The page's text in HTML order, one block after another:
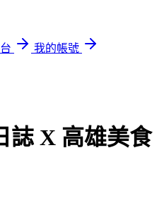
我的帳號
誌 X 高雄美食